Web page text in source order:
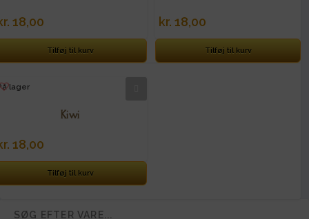
18,00
Tilføj til kurv
kr. 18,00
Tilføj til kurv
lager
Kiwi
18,00
Tilføj til kurv